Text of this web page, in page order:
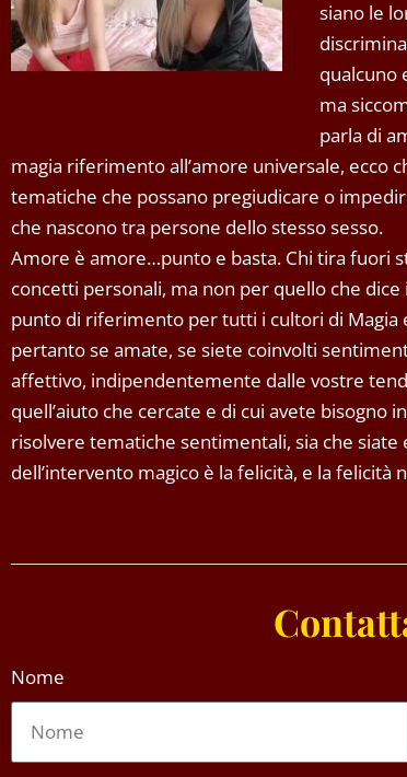
siano le
qualcuno
ma
parla di
magia riferimento all’amore universale, ecco
tematiche che possano pregiudicare o
che nascono tra persone dello stesso sesso.
Amore è amore…punto e basta. Chi tira fuori
concetti personali, ma non per quello che
punto di riferimento per tutti i cultori di Magia
pertanto se amate, se siete coinvolti
affettivo, indipendentemente dalle vostre
quell’aiuto che cercate e di cui avete
risolvere tematiche sentimentali, sia che
dell’intervento magico è la felicità, e la
Nome